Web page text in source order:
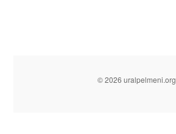
© 2026 uralpelmeni.org